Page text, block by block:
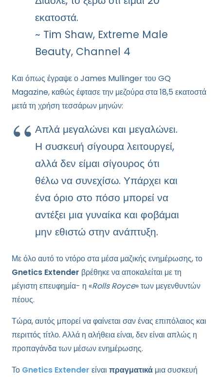
εκατοστά.
~ Tim Shaw, Extreme Male
Beauty, Channel 4
Και όπως έγραψε ο James Mullinger του GQ
Magazine, καθώς έφτασε την μεζούρα στα 18,5 εκατοστά
μετά τη χρήση τεσσάρων μηνών:
Απλά μεγαλώνει και μεγαλώνει.
Η συσκευή σίγουρα λειτουργεί,
αλλά δεν είμαι σίγουρος ότι
θέλω να συνεχίσω. Υπάρχει και
ένα όριο στο πόσο μπορεί να
αντέξει μια γυναίκα και φοβάμαι
μην εθιστώ στην ανάπτυξη.
Με όλο αυτό το ντόρο στα μέσα μαζικής ενημέρωσης, το
Gnetics Extender βρέθηκε να αποκαλείται με τη
μέγιστη επευφημία- η «Rolls Royce» των μεγενθυντών
πέους.
Τώρα, αυτός μπορεί να φαίνεται σαν ένας επιπόλαιος και
περιττός τίτλο. Αλλά η αλήθεια είναι, δεν είναι απλώς η
προπαγάνδα των μέσων ενημέρωσης.
Το Gnetics Extender είναι πραγματικά μια συσκευή